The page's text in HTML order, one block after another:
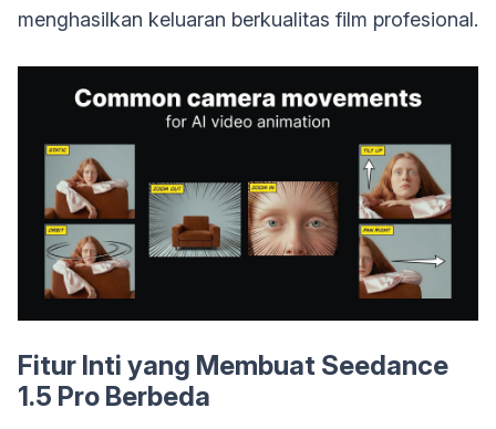
menghasilkan keluaran berkualitas film profesional.
Fitur Inti yang Membuat Seedance
1.5 Pro Berbeda